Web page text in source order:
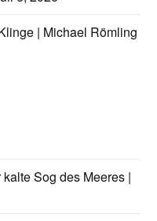
| Michael Römling
Sog des Meeres |